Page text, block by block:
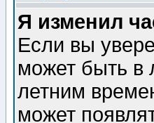
Я изменил
Если вы
может быть в
летним
может